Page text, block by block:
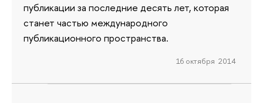
публикации за последние десять лет, которая
станет частью международного
публикационного пространства.
16 октября 2014